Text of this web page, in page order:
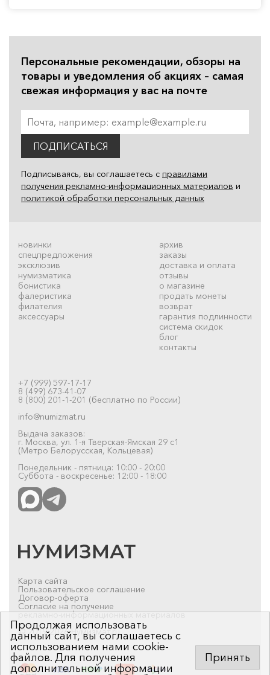
Персональные рекомендации, обзоры на
товары и уведомления об акциях – самая
свежая информация у вас на почте
ПОДПИСАТЬСЯ
Подписываясь, вы соглашаетесь с правилами
получения рекламно-информационных материалов и
политикой обработки персональных данных
новинки
спецпредложения
эксклюзив
нумизматика
бонистика
фалеристика
филателия
аксессуары
архив
заказы
доставка и оплата
отзывы
о магазине
продать монеты
возврат
гарантия подлинности
система скидок
блог
контакты
+7 (999) 597-17-17
8 (499) 673-41-07
8 (800) 201-1-201 (бесплатно по России)
info@numizmat.ru
Выдача заказов:
г. Москва, ул. 1-я Тверская-Ямская 29 с1
(Метро Белорусская, Кольцевая)
Понедельник - пятница: 10:00 - 20:00
Суббота - воскресенье: 12:00 - 18:00
Карта сайта
Пользовательское соглашение
Договор-оферта
Согласие на получение
рекламно-информационных материалов
© 2019-2026 Нумизмат.ru
Продолжая использовать
данный сайт, вы соглашаетесь с
использованием нами cookie-
файлов. Для получения
дополнительной информации
Принять